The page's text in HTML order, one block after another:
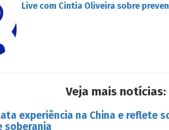
Live com Cintia Oliveira sobre
Veja mais notícias:
experiência na China e reflete
soberania